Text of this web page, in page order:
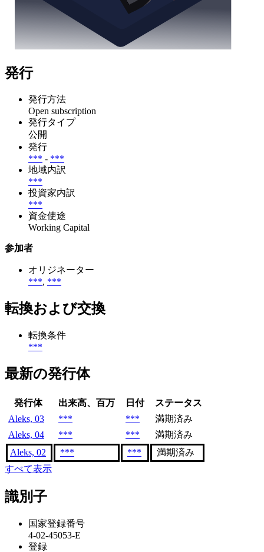
発行
発行方法
Open subscription
発行タイプ
公開
発行
*** - ***
地域内訳
***
投資家内訳
***
資金使途
Working Capital
参加者
オリジネーター
***, ***
転換および交換
転換条件
***
最新の発行体
発行体 出来高、百万 日付
ステータス
Aleks, 03
*** ***
満期済み
Aleks, 04
*** ***
満期済み
Aleks, 02
*** ***
満期済み
すべて表示
識別子
国家登録番号
4-02-45053-E
登録